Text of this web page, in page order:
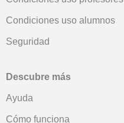
Condiciones uso alumnos
Seguridad
Descubre más
Ayuda
Cómo funciona